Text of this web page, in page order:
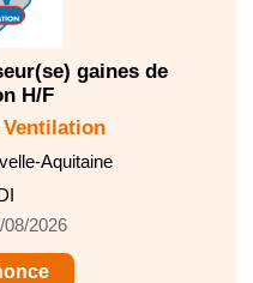
gaines de
H/F
Aquitaine
08/2026